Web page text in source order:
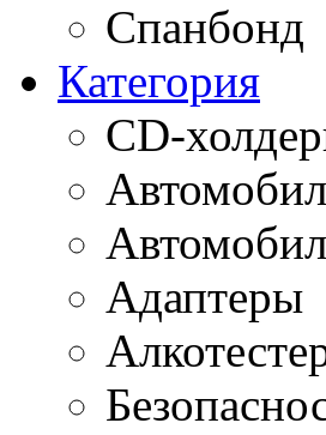
Спанбонд
Категория
CD-
Адаптеры